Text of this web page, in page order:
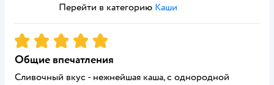
Перейти в категорию Каши
Рейтинг:5
Общие впечатления
Сливочный вкус - нежнейшая каша, с однородной